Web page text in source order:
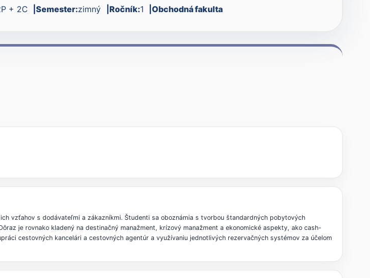
+ 2C Semester:zimný Ročník:1 Obchodná fakulta
vzťahov s dodávateľmi a zákazníkmi. Študenti sa oboznámia s tvorbou štandardných pobytových
je rovnako kladený na destinačný manažment, krízový manažment a ekonomické aspekty, ako cash-
cestovných kancelári a cestovných agentúr a využívaniu jednotlivých rezervačných systémov za účelom